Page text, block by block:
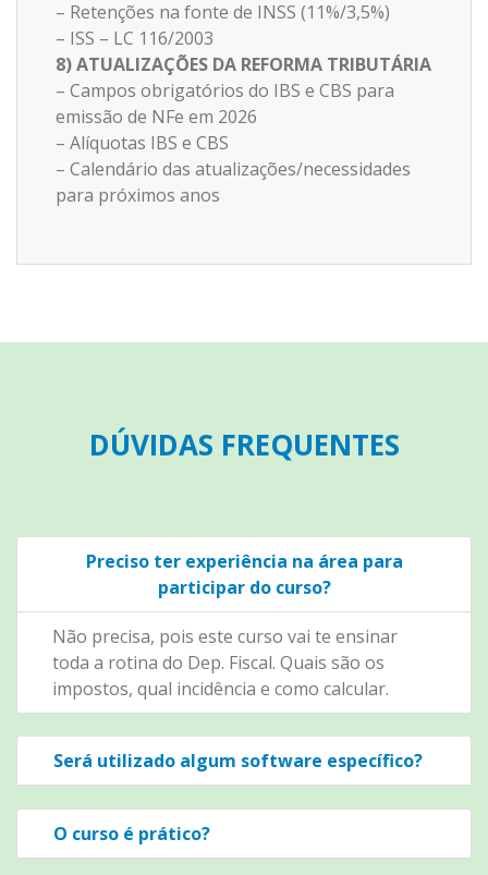
– Retenções na fonte de INSS (11%/3,5%)
– ISS – LC 116/2003
8) ATUALIZAÇÕES DA REFORMA TRIBUTÁRIA
– Campos obrigatórios do IBS e CBS para
emissão de NFe em 2026
– Alíquotas IBS e CBS
– Calendário das atualizações/necessidades
para próximos anos
DÚVIDAS FREQUENTES
Preciso ter experiência na área para
participar do curso?
Não precisa, pois este curso vai te ensinar
toda a rotina do Dep. Fiscal. Quais são os
impostos, qual incidência e como calcular.
Será utilizado algum software específico?
O curso é prático?